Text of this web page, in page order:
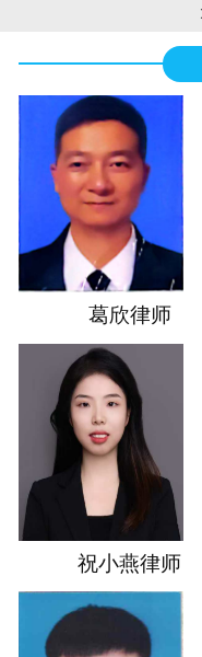
葛欣律师
祝小燕律师